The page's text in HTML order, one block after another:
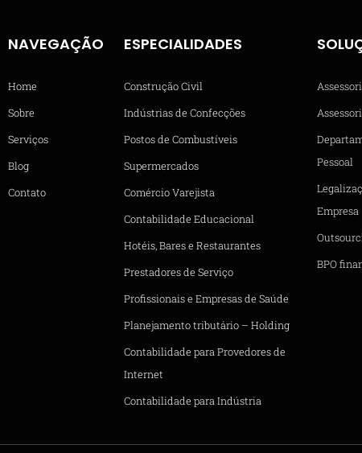
NAVEGAÇÃO
Home
Sobre
Serviços
Blog
Contato
ESPECIALIDADES
Construção Civil
Indústrias de Confecções
Postos de Combustíveis
Supermercados
Comércio Varejista
Contabilidade Educacional
Hotéis, Bares e Restaurantes
Prestadores de Serviço
Profissionais e Empresas de Saúde
Planejamento tributário – Holding
Contabilidade para Provedores de
Internet
Contabilidade para Indústria
Pessoal
Empresa
BPO